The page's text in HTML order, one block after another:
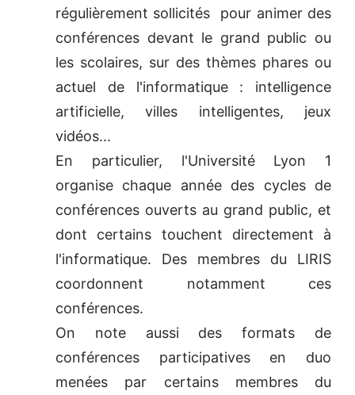
régulièrement sollicités pour animer des
conférences devant le grand public ou
les scolaires, sur des thèmes phares ou
actuel de l'informatique : intelligence
artificielle, villes intelligentes, jeux
vidéos...
En particulier, l'Université Lyon 1
organise chaque année des cycles de
conférences ouverts au grand public, et
dont certains touchent directement à
l'informatique. Des membres du LIRIS
coordonnent notamment ces
conférences.
On note aussi des formats de
conférences participatives en duo
menées par certains membres du